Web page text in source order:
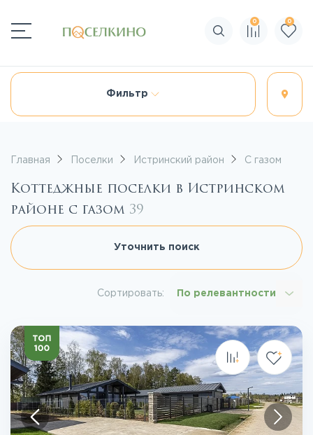
Поиск по сайту
0 0
Фильтр
Главная Поселки Истринский район С газом
Коттеджные поселки в Истринском
районе с газом 39
Уточнить поиск
Сортировать: По релевантности